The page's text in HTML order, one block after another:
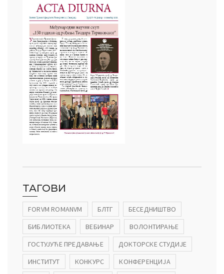
ТАГОВИ
FORVM ROMANVM БЛТГ
БЕСЕДНИШТВО
БИБЛИОТЕКА
ВЕБИНАР
ВОЛОНТИРАЊЕ
ГОСТУЈУЋЕ ПРЕДАВАЊЕ
ДОКТОРСКЕ СТУДИЈЕ
ИНСТИТУТ
КОНКУРС
КОНФЕРЕНЦИЈА